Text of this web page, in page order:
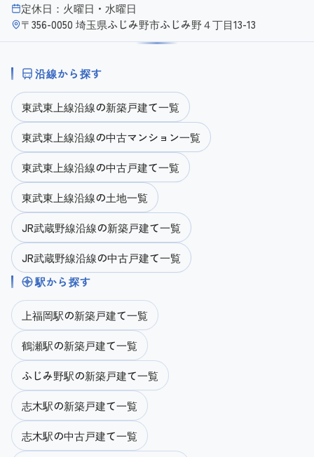
定休日：火曜日・水曜日
〒356-0050 埼玉県ふじみ野市ふじみ野４丁目13-13
沿線から探す
東武東上線沿線の新築戸建て一覧
東武東上線沿線の中古マンション一覧
東武東上線沿線の中古戸建て一覧
東武東上線沿線の土地一覧
JR武蔵野線沿線の新築戸建て一覧
JR武蔵野線沿線の中古戸建て一覧
駅から探す
上福岡駅の新築戸建て一覧
鶴瀬駅の新築戸建て一覧
ふじみ野駅の新築戸建て一覧
志木駅の新築戸建て一覧
志木駅の中古戸建て一覧